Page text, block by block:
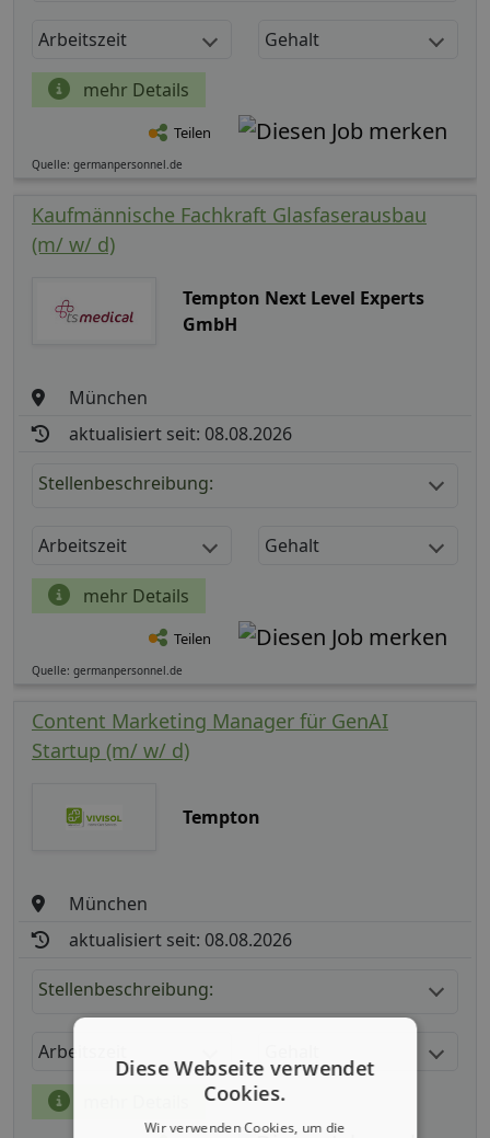
Arbeitszeit Gehalt
mehr Details
Teilen
Quelle: germanpersonnel.de
Kaufmännische Fachkraft Glasfaserausbau
(m/ w/ d)
Tempton Next Level Experts
GmbH
München
aktualisiert seit: 08.08.2026
Stellenbeschreibung:
Arbeitszeit Gehalt
mehr Details
Teilen
Quelle: germanpersonnel.de
Content Marketing Manager für GenAI
Startup (m/ w/ d)
Tempton
München
aktualisiert seit: 08.08.2026
Stellenbeschreibung:
Arbeitszeit
Diese Webseite verwendet
Cookies.
Wir verwenden Cookies, um die